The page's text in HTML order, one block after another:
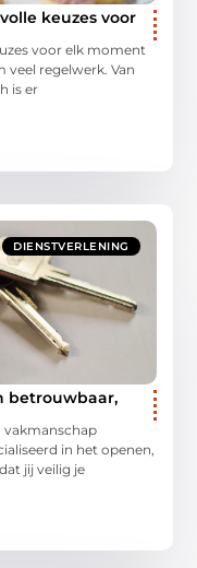
keuzes voor
voor elk moment
veel regelwerk. Van
is er
DIENSTVERLENING
betrouwbaar,
vakmanschap
in het openen,
jij veilig je